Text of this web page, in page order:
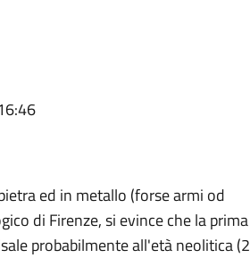
ed in metallo (forse armi od
di Firenze, si evince che la prima
probabilmente all'età neolitica